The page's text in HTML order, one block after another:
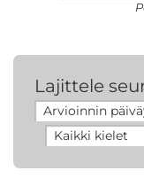
Lajittele